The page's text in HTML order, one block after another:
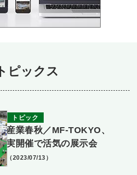
トピックス
トピック
産業春秋／MF‐TOKYO、
実開催で活気の展示会
（2023/07/13）